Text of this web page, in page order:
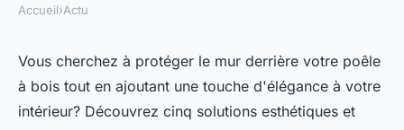
5 solutions pour revetir un
mur derriere un poele a bois
Accueil›Actu
Vous cherchez à protéger le mur derrière votre poêle
à bois tout en ajoutant une touche d'élégance à votre
intérieur? Découvrez cinq solutions esthétiques et